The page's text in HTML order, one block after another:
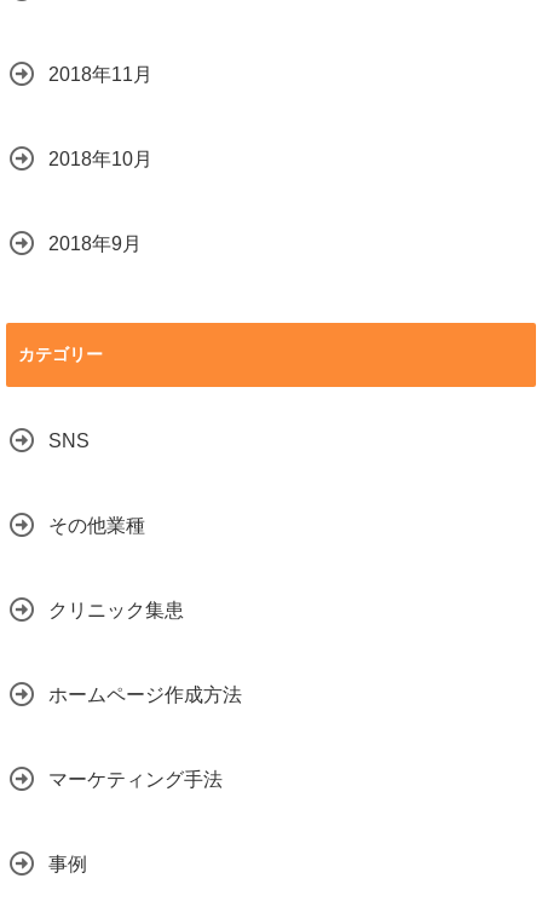
2018年11月
2018年10月
2018年9月
カテゴリー
SNS
その他業種
クリニック集患
ホームページ作成方法
マーケティング手法
事例